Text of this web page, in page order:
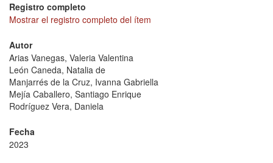
Registro completo
Mostrar el registro completo del ítem
Autor
Arias Vanegas, Valeria Valentina
León Caneda, Natalia de
Manjarrés de la Cruz, Ivanna Gabriella
Mejía Caballero, Santiago Enrique
Rodríguez Vera, Daniela
Fecha
2023